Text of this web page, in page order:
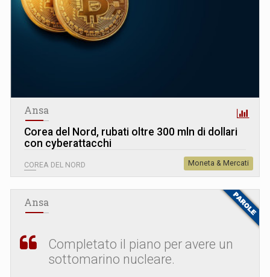
Ansa
Corea del Nord, rubati oltre 300 mln di dollari
con cyberattacchi
COREA DEL NORD Moneta & Mercati
Ansa
Completato il piano per avere un
sottomarino nucleare.